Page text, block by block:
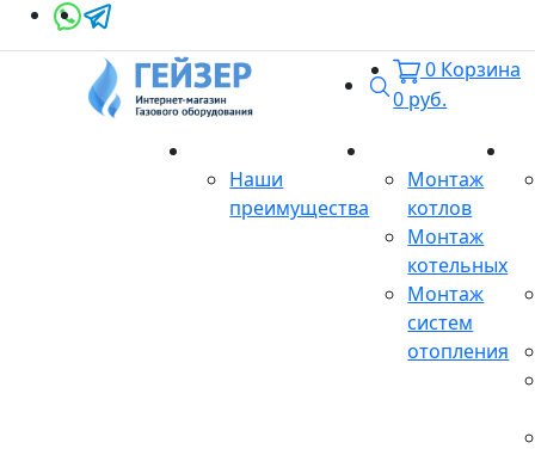
Поиск
0 Корзина
0 руб.
Наши
преимущества
Монтаж
котлов
Монтаж
котельных
Монтаж
систем
отопления